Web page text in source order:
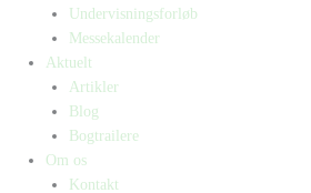
Undervisningsforløb
Messekalender
Aktuelt
Artikler
Blog
Bogtrailere
Om os
Kontakt